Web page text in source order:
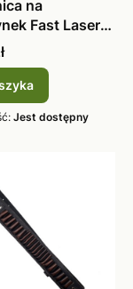
na
Fast Laser
Arms
Jest dostępny